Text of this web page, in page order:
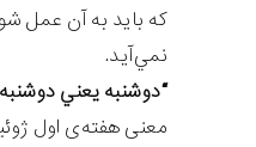
که بايد به آن عمل
نمي‌آید.
“دوشنبه يعني
معنی هفته‌ی اول